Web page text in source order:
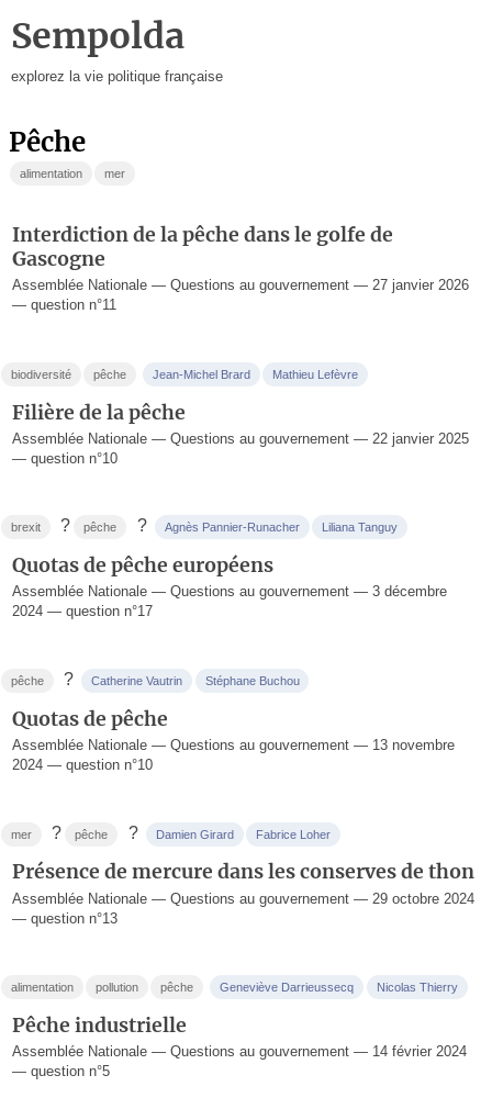
Sempolda
explorez la vie politique française
pêche
alimentation mer
Interdiction de la pêche dans le golfe de
Gascogne
Assemblée Nationale — Questions au gouvernement — 27 janvier 2026
— question n°11
biodiversité pêche Jean-Michel Brard Mathieu Lefèvre
Filière de la pêche
Assemblée Nationale — Questions au gouvernement — 22 janvier 2025
— question n°10
brexit ? pêche ? Agnès Pannier-Runacher Liliana Tanguy
Quotas de pêche européens
Assemblée Nationale — Questions au gouvernement — 3 décembre
2024 — question n°17
pêche ? Catherine Vautrin Stéphane Buchou
Quotas de pêche
Assemblée Nationale — Questions au gouvernement — 13 novembre
2024 — question n°10
mer ? pêche ? Damien Girard Fabrice Loher
Présence de mercure dans les conserves de thon
Assemblée Nationale — Questions au gouvernement — 29 octobre 2024
— question n°13
alimentation pollution pêche Geneviève Darrieussecq Nicolas Thierry
Pêche industrielle
Assemblée Nationale — Questions au gouvernement — 14 février 2024
— question n°5